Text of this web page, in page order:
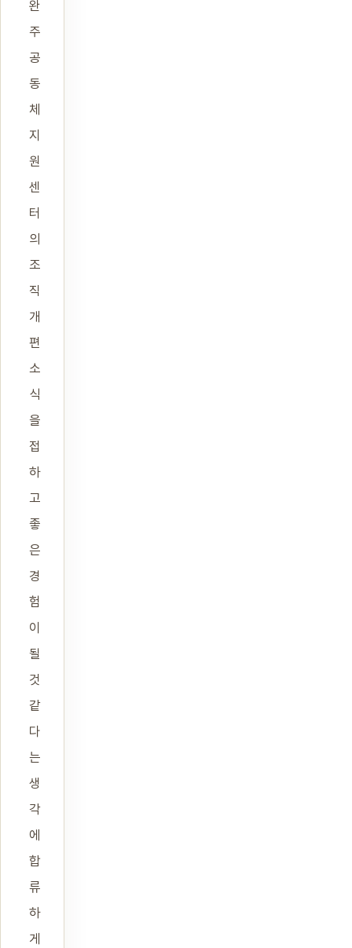
완
주
공
동
체
지
원
센
터
의
조
직
개
편
소
식
을
접
하
고
좋
은
경
험
이
될
것
같
다
는
생
각
에
합
류
하
게